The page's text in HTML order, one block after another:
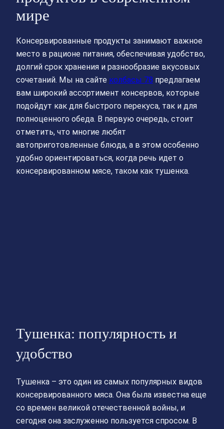
мире
Консервированные продукты занимают важное
место в рационе питания, обеспечивая удобство,
долгий срок хранения и разнообразие вкусовых
сочетаний. Мы на сайте колбасы 78 предлагаем
вам широкий ассортимент консервов, которые
подойдут как для быстрого перекуса, так и для
полноценного обеда. В первую очередь, стоит
отметить, что многие любят
автоприготовленные блюда, а в этом особенно
удобно ориентироваться, когда речь идет о
консервированном мясе, таком как тушенка.
Тушенка: популярность и
удобство
Тушенка – это один из самых популярных видов
консервированного мяса. Она была известна еще
со времен великой отечественной войны, и
сегодня она заслуженно пользуется спросом. В